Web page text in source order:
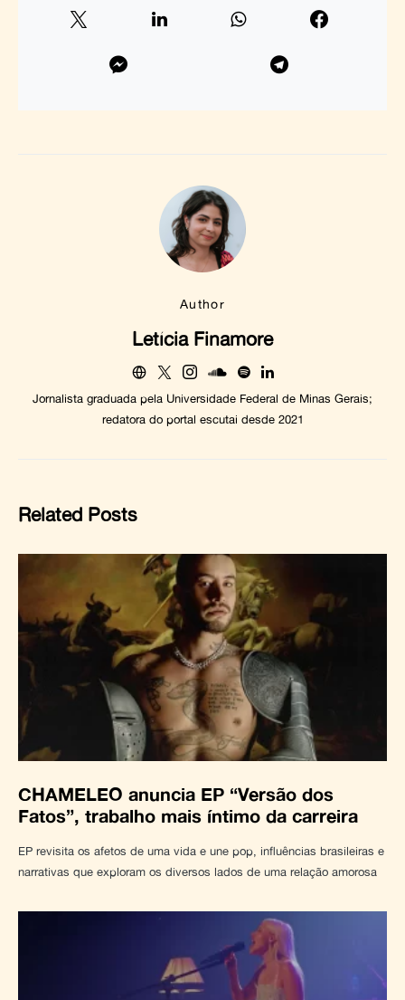
Author
Letícia Finamore
Jornalista graduada pela Universidade Federal de Minas Gerais;
redatora do portal escutai desde 2021
Related Posts
CHAMELEO anuncia EP “Versão dos
Fatos”, trabalho mais íntimo da carreira
EP revisita os afetos de uma vida e une pop, influências brasileiras e
narrativas que exploram os diversos lados de uma relação amorosa